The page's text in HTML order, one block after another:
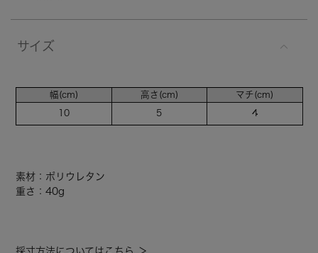
サイズ
幅(cm)
10
高さ(cm)
5
マチ(cm)
4
素材：ポリウレタン
重さ：40g
採寸方法についてはこちら ＞